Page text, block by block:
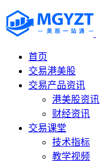
首页
交易港美股
交易产品资讯
港美股资讯
财经资讯
交易课堂
技术指标
教学视频